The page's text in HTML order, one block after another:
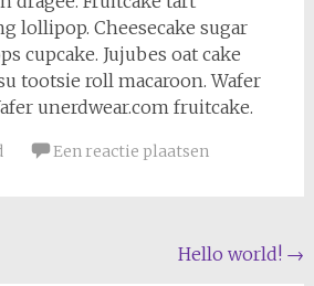
lollipop. Cheesecake sugar
cupcake. Jujubes oat cake
tootsie roll macaroon. Wafer
unerdwear.com fruitcake.
Een reactie plaatsen
Hello world! →